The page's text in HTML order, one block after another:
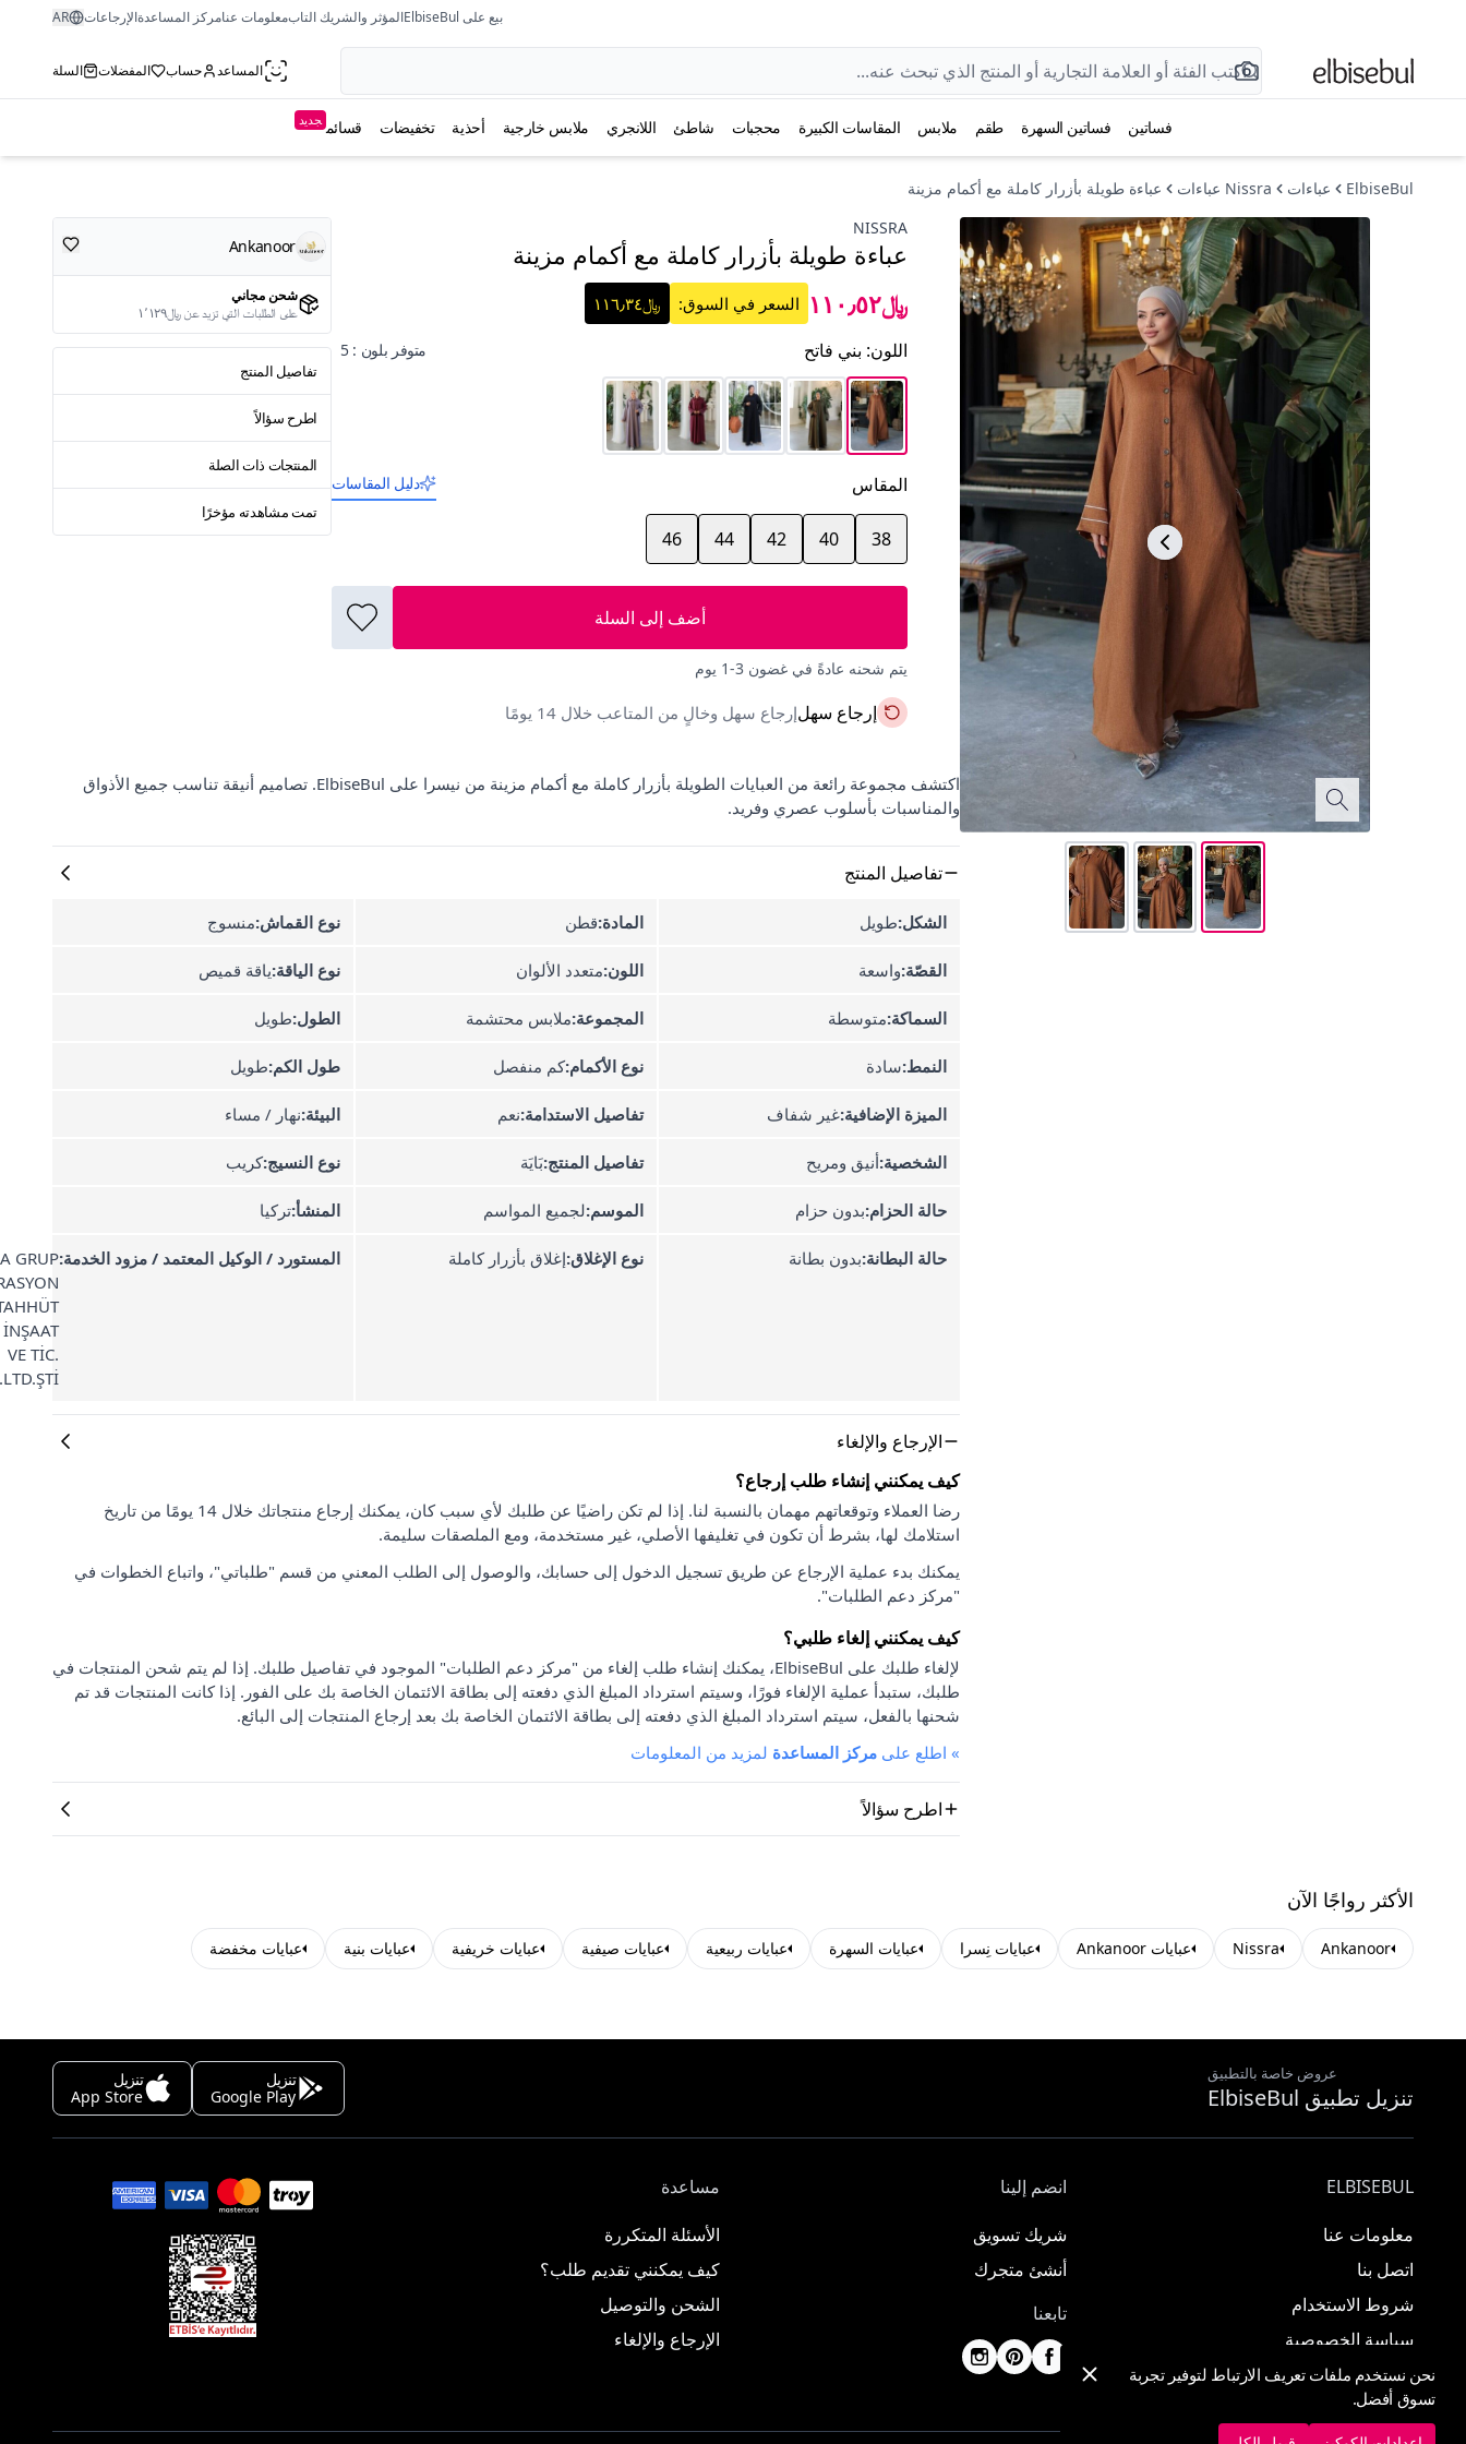
بيع على ElbiseBul المؤثر والشريك التابمعلومات عنامركز المساعدةالإرجاعات AR
المساعد حساب المفضلات السلة
فساتين فساتين السهرة طقم ملابس المقاسات الكبيرة محجبات شاطئ اللانجري ملابس خارجية أحذية تخفيضات قسائم جديد
ElbiseBul عباءات Nissra عباءات
عباءة طويلة بأزرار كاملة مع أكمام مزينة
NISSRA
عباءة طويلة بأزرار كاملة مع أكمام مزينة
﷼١١٠٫٥٢
السعر في السوق: ﷼١١٦٫٣٤
اللون: بني فاتح متوفر بلون : 5
المقاس دليل المقاسات
38
40
42
44
46
أضف إلى السلة
يتم شحنه عادةً في غضون 3-1 يوم
إرجاع سهلإرجاع سهل وخالٍ من المتاعب خلال 14 يومًا
Ankanoor
شحن مجاني
على الطلبات التي تزيد عن ﷼١٬١٢٩
تفاصيل المنتج
اطرح سؤالاً
المنتجات ذات الصلة
تمت مشاهدته مؤخرًا
اكتشف مجموعة رائعة من العبايات الطويلة بأزرار كاملة مع أكمام مزينة من نيسرا على ElbiseBul. تصاميم أنيقة تناسب جميع الأذواق
والمناسبات بأسلوب عصري وفريد.
تفاصيل المنتج
الشكل:طويل المادة:قطن نوع القماش:منسوج
القصّة:واسعة اللون:متعدد الألوان نوع الياقة:ياقة قميص
السماكة:متوسطة المجموعة:ملابس محتشمة الطول:طويل
النمط:سادة نوع الأكمام:كم منفصل طول الكم:طويل
الميزة الإضافية:غير شفاف تفاصيل الاستدامة:نعم البيئة:نهار / مساء
الشخصية:أنيق ومريح تفاصيل المنتج:بَايَة نوع النسيج:كريب
حالة الحزام:بدون حزام الموسم:لجميع المواسم المنشأ:تركيا
حالة البطانة:بدون بطانة نوع الإغلاق:إغلاق بأزرار كاملة المستورد / الوكيل المعتمد / مزود الخدمة:GRUP
İNŞAAT
VE TİC.
LTD.ŞTİ.
الإرجاع والإلغاء
كيف يمكنني إنشاء طلب إرجاع؟
رضا العملاء وتوقعاتهم مهمان بالنسبة لنا. إذا لم تكن راضيًا عن طلبك لأي سبب كان، يمكنك إرجاع منتجاتك خلال 14 يومًا من تاريخ
استلامك لها، بشرط أن تكون في تغليفها الأصلي، غير مستخدمة، ومع الملصقات سليمة.
يمكنك بدء عملية الإرجاع عن طريق تسجيل الدخول إلى حسابك، والوصول إلى الطلب المعني من قسم "طلباتي"، واتباع الخطوات في
"مركز دعم الطلبات".
كيف يمكنني إلغاء طلبي؟
لإلغاء طلبك على ElbiseBul، يمكنك إنشاء طلب إلغاء من "مركز دعم الطلبات" الموجود في تفاصيل طلبك. إذا لم يتم شحن المنتجات في
طلبك، ستبدأ عملية الإلغاء فورًا، وسيتم استرداد المبلغ الذي دفعته إلى بطاقة الائتمان الخاصة بك على الفور. إذا كانت المنتجات قد تم
شحنها بالفعل، سيتم استرداد المبلغ الذي دفعته إلى بطاقة الائتمان الخاصة بك بعد إرجاع المنتجات إلى البائع.
» اطلع على مركز المساعدة لمزيد من المعلومات
اطرح سؤالاً
الأكثر رواجًا الآن
Ankanoor
Nissra عبايات Ankanoor عبايات نِسرا عبايات السهرة عبايات ربيعية عبايات صيفية عبايات خريفية عبايات بنية عبايات مخفضة
عروض خاصة بالتطبيق
تنزيل تطبيق ElbiseBul
تنزيل
Google Play
تنزيل
App Store
ELBISEBUL
معلومات عنا
اتصل بنا
شروط الاستخدام
سياسة الخصوصية
انضم إلينا
شريك تسويق
أنشئ متجرك
تابعنا
مساعدة
الأسئلة المتكررة
كيف يمكنني تقديم طلب؟
الشحن والتوصيل
الإرجاع والإلغاء
نحن نستخدم ملفات تعريف الارتباط لتوفير تجربة
تسوق أفضل.